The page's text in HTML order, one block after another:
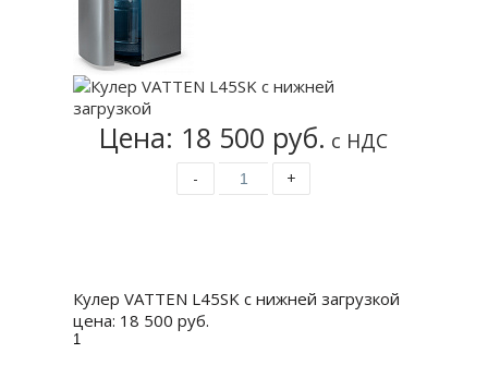
Цена: 18 500 руб. с НДС
- +
Кулер VATTEN L45SK с нижней загрузкой
цена: 18 500 руб.